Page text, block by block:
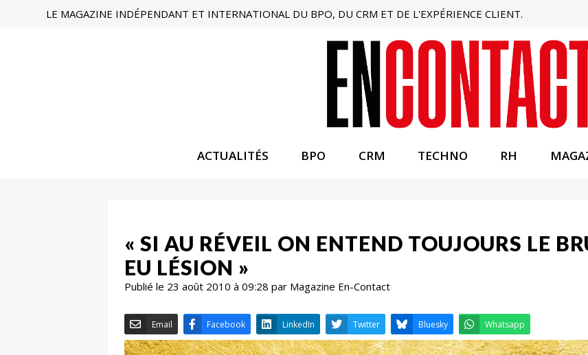
LE MAGAZINE INDÉPENDANT ET INTERNATIONAL DU BPO, DU CRM ET DE L'EXPÉRIENCE CLIENT.
ACTUALITÉS BPO CRM TECHNO RH
« SI AU RÉVEIL ON ENTEND TOUJOURS LE
EU LÉSION »
Publié le 23 août 2010 à 09:28 par Magazine En-Contact